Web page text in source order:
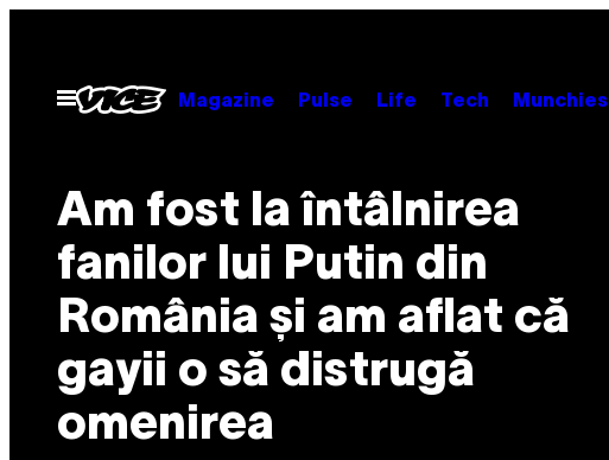
contentOpen
Menu
Magazine Pulse Life Tech Munchies
Am fost la întâlnirea
fanilor lui Putin din
România și am aflat că
gayii o să distrugă
omenirea